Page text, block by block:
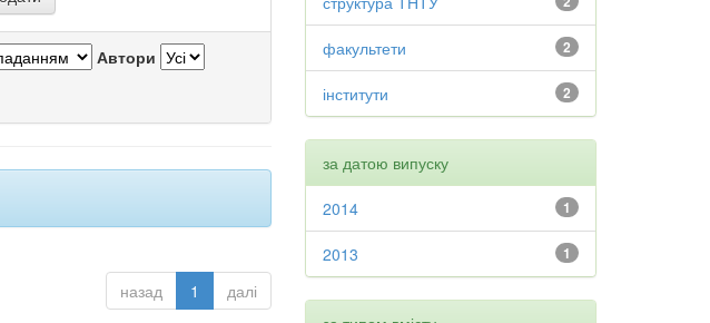
Автори
назад 1 далі
2
факультети
2
інститути
за датою випуску
1
2014
1
2013